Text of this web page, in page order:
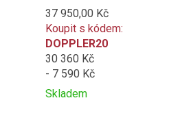
37 950,00 Kč
Koupit s kódem:
DOPPLER20
30 360 Kč
- 7 590 Kč
Skladem